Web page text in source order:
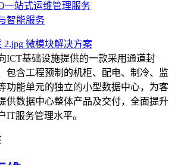
一站式运维管理服务
智能服务
微模块解决方案
ICT基础设施提供的一款采用通道封
包含工程预制的机柜、配电、制冷、监
功能单元的独立的小型数据中心，为客
供数据中心整体产品及交付，全面提升
IT服务管理水平。